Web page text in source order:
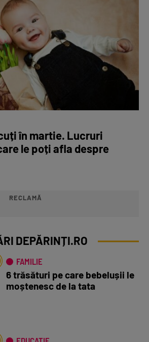
în martie. Lucruri
le poți afla despre
RECLAMĂ
DEPĂRINȚI.RO
FAMILIE
6 trăsături pe care bebelușii le
moștenesc de la tata